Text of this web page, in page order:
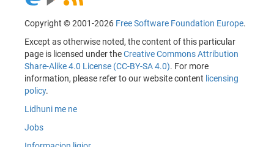
Copyright © 2001-2026 Free Software Foundation Europe.
Except as otherwise noted, the content of this particular
page is licensed under theCreative Commons Attribution
Share-Alike 4.0 License (CC-BY-SA 4.0). For more
information, please refer to our website content licensing
policy.
Lidhuni me ne
Jobs